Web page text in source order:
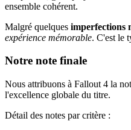
ensemble cohérent.
Malgré quelques imperfections
expérience mémorable. C'est le
Notre note finale
Nous attribuons à Fallout 4 la
l'excellence globale du titre.
Détail des notes par critère :